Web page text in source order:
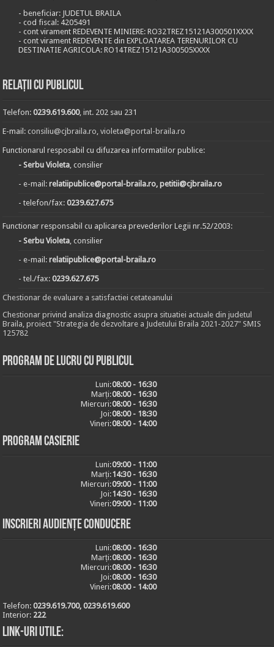
- beneficiar: JUDETUL BRAILA
- cod fiscal: 4205491
- cont virament REDEVENTE MINIERE: RO32TREZ15121A300501XXXX
- cont virament REDEVENTE din EXPLOATAREA TERENURILOR CU
DESTINATIE AGRICOLA: RO14TREZ15121A300505XXXX
Relații cu publicul
Telefon:0239.619.600, int. 202 sau 231
E-mail:consiliu@cjbraila.ro,violeta@portal-braila.ro
Functionarul resposabil cu difuzarea informatiilor publice:
- Serbu Violeta, consilier
- e-mail:relatiipublice@portal-braila.ro, petitii@cjbraila.ro
- telefon/fax:0239.627.675
Functionar responsabil cu aplicarea prevederilor Legii nr.52/2003:
- Serbu Violeta, consilier
- e-mail:relatiipublice@portal-braila.ro
- tel./fax:0239.627.675
Chestionar de evaluare a satisfactiei cetateanului
Chestionar privind analiza diagnostic asupra situatiei actuale din judetul
Braila, proiect "Strategia de dezvoltare a Judetului Braila 2021-2027" SMIS
125782
Program de lucru cu publicul
Luni:08:00 - 16:30
Marți:08:00 - 16:30
Miercuri:08:00 - 16:30
Joi:08:00 - 18:30
Vineri:08:00 - 14:00
Program casierie
Luni:09:00 - 11:00
Marți:14:30 - 16:30
Miercuri:09:00 - 11:00
Joi:14:30 - 16:30
Vineri:09:00 - 11:00
Inscrieri audiențe conducere
Luni:08:00 - 16:30
Marți:08:00 - 16:30
Miercuri:08:00 - 16:30
Joi:08:00 - 16:30
Vineri:08:00 - 14:00
Telefon:0239.619.700, 0239.619.600
Interior: 222
Link-uri utile: